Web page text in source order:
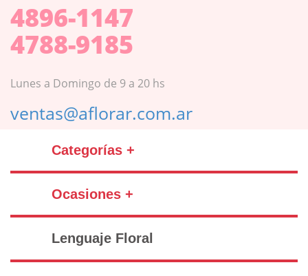
4896-1147
4788-9185
Lunes a Domingo de 9 a 20 hs
ventas@aflorar.com.ar
Categorías +
Ocasiones +
Lenguaje Floral